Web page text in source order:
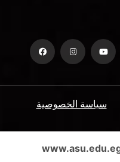
سياسة الخصوصية
الأسئلة الشائعة